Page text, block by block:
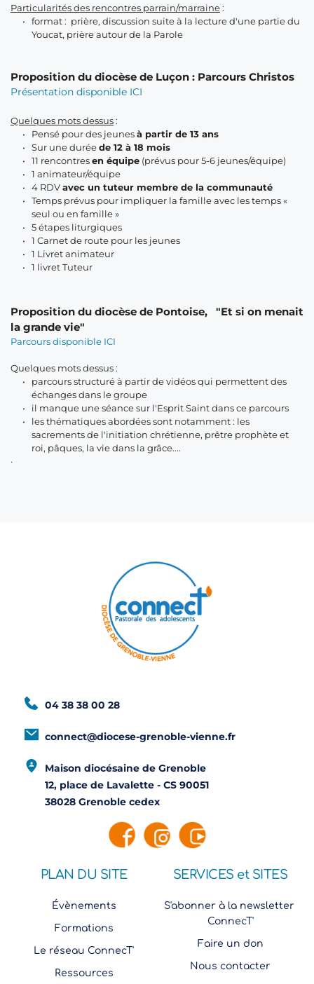
Particularités des rencontres parrain/marraine :
format :  prière, discussion suite à la lecture d'une partie du
Youcat, prière autour de la Parole
Proposition du diocèse de Luçon : Parcours Christos
Présentation disponible ICI
Quelques mots dessus :
Pensé pour des jeunes à partir de 13 ans
Sur une durée de 12 à 18 mois
11 rencontres en équipe (prévus pour 5-6 jeunes/équipe)
1 animateur/équipe
4 RDV avec un tuteur membre de la communauté
Temps prévus pour impliquer la famille avec les temps «
seul ou en famille »
5 étapes liturgiques
1 Carnet de route pour les jeunes
1 Livret animateur
1 livret Tuteur
Proposition du diocèse de Pontoise,   "Et si on menait
la grande vie"
Parcours disponible ICI
Quelques mots dessus :
parcours structuré à partir de vidéos qui permettent des
échanges dans le groupe
il manque une séance sur l'Esprit Saint dans ce parcours
les thématiques abordées sont notamment : les
sacrements de l'initiation chrétienne, prêtre prophète et
roi, pâques, la vie dans la grâce....
·
04 38 38 00 28
connect@diocese-grenoble-vienne.fr
Maison diocésaine de Grenoble
12, place de Lavalette - CS 90051
38028 Grenoble cedex
PLAN DU SITE
Évènements
Formations
Le réseau ConnecT'
Ressources
SERVICES et SITES
S'abonner à la newsletter
ConnecT'
Faire un don
Nous contacter